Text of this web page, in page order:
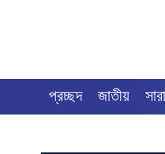
প্রচ্ছদ জাতীয়